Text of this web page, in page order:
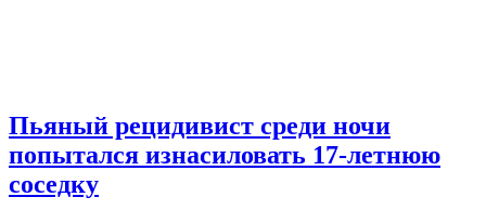
Пьяный рецидивист среди ночи
попытался изнасиловать 17-летнюю
соседку